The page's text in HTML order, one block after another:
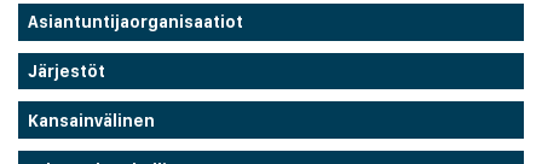
Asiantuntijaorganisaatiot
Järjestöt
Kansainvälinen